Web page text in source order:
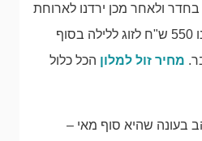
ולאחר מכן ירדנו לארוחת
ערב במלון. המלון עלה לנו 550 ש"ח לזוג ללילה בסוף
מחיר זול למלון הכל כלול
בעונה שהיא סוף מאי –